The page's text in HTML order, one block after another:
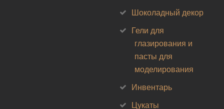
Шоколадный декор
Гели для
глазирования и
пасты для
моделирования
Инвентарь
Цукаты